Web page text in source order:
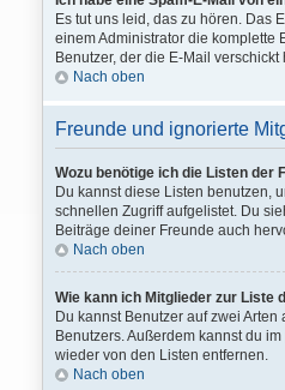
Es tut uns leid, das zu hören. Das
einem Administrator die komplette
Benutzer, der die E-Mail
Nach oben
Freunde und ignorierte
Wozu benötige ich die Listen der
Du kannst diese Listen benutzen,
schnellen Zugriff aufgelistet. Du
Beiträge deiner Freunde auch
Nach oben
Wie kann ich Mitglieder zur Liste
Du kannst Benutzer auf zwei
Benutzers. Außerdem kannst du
wieder von den Listen entfernen.
Nach oben